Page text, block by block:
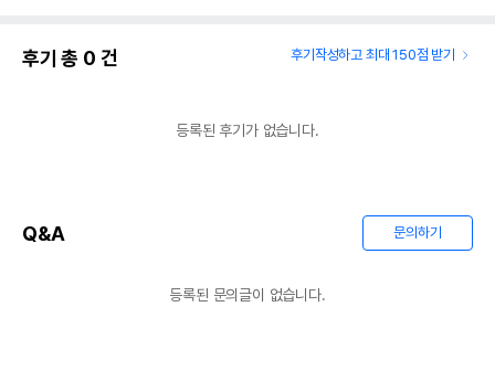
후기 총 0 건 후기작성하고 최대 150점 받기
등록된 후기가 없습니다.
Q&A 문의하기
등록된 문의글이 없습니다.